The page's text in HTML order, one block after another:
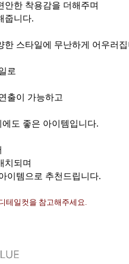
안한 착용감을 더해주며
줍니다.
한 스타일에 무난하게 어우러
로
출이 가능하고
도 좋은 아이템입니다.
치되며
이템으로 추천드립니다.
테일컷을 참고해주세요.